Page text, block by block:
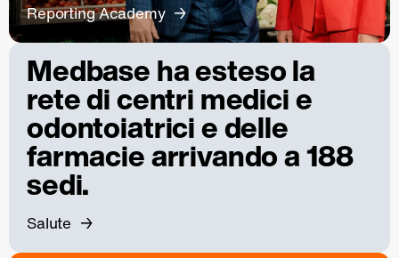
Reporting Academy
Medbase ha esteso la
rete di centri medici e
odontoiatrici e delle
farmacie arrivando a 188
sedi.
Salute